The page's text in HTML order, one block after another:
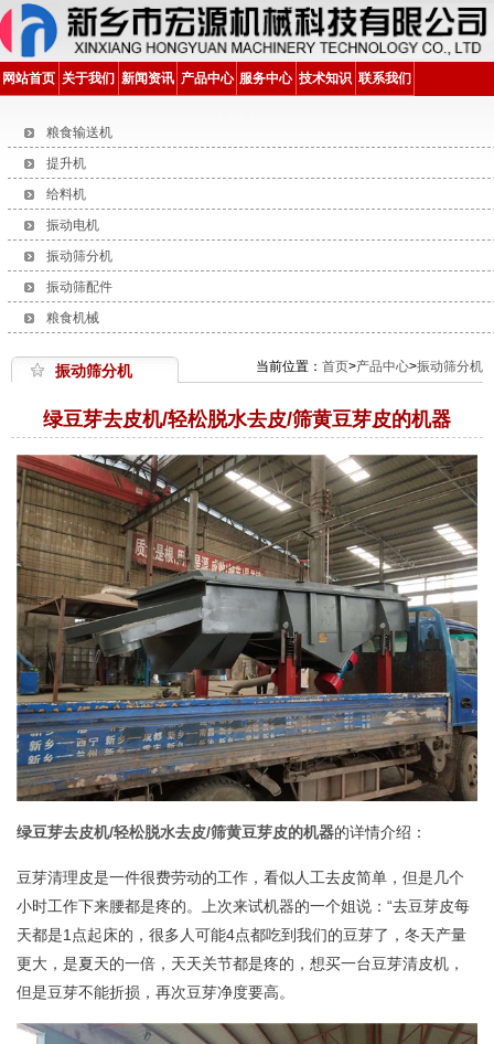
网站首页 关于我们 新闻资讯 产品中心 服务中心 技术知识 联系我们
粮食输送机
提升机
给料机
振动电机
振动筛分机
振动筛配件
粮食机械
振动筛分机 当前位置： 首页>产品中心>振动筛分机
绿豆芽去皮机/轻松脱水去皮/筛黄豆芽皮的机器
绿豆芽去皮机/轻松脱水去皮/筛黄豆芽皮的机器的详情介绍：
豆芽清理皮是一件很费劳动的工作，看似人工去皮简单，但是几个
小时工作下来腰都是疼的。上次来试机器的一个姐说：“去豆芽皮每
天都是1点起床的，很多人可能4点都吃到我们的豆芽了，冬天产量
更大，是夏天的一倍，天天关节都是疼的，想买一台豆芽清皮机，
但是豆芽不能折损，再次豆芽净度要高。